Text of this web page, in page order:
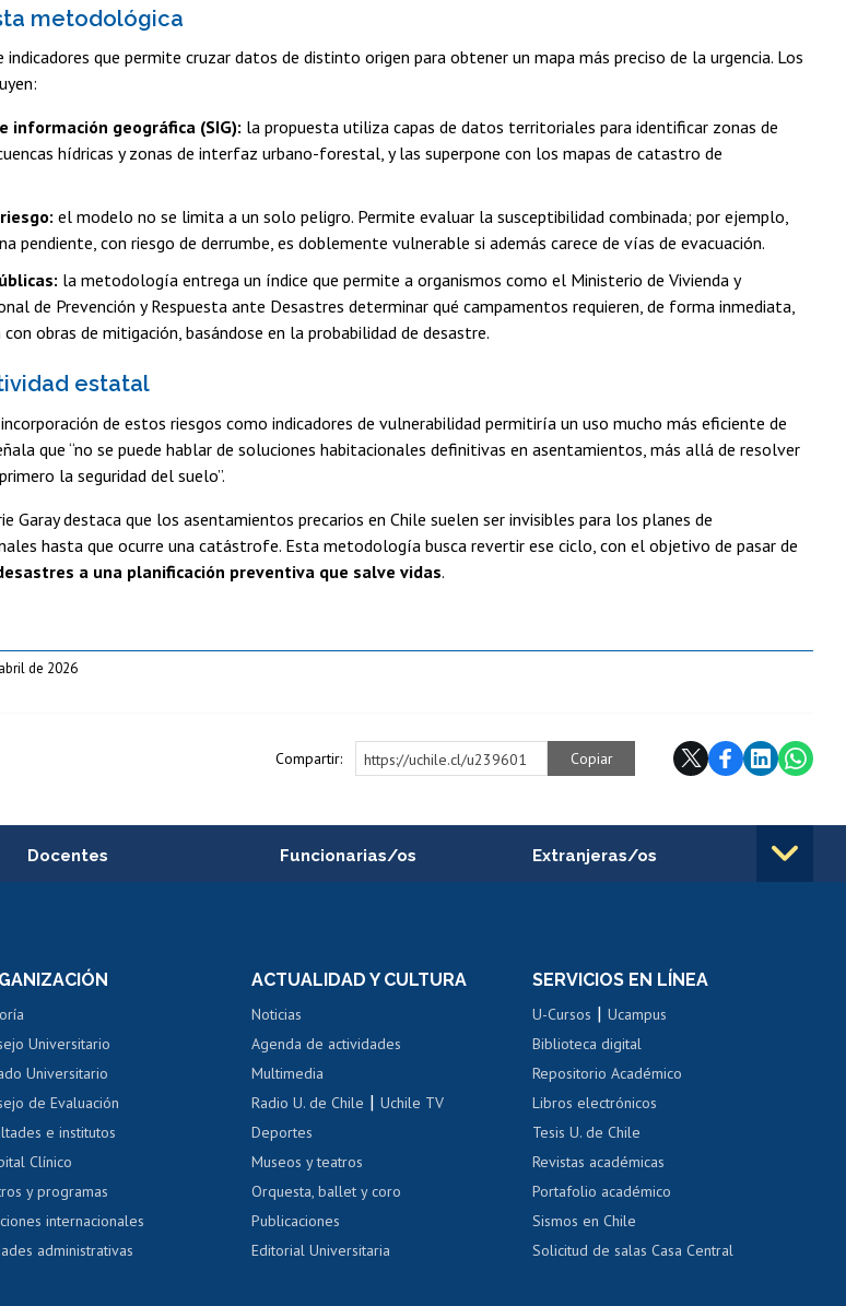
metodológica
que permite cruzar datos de distinto origen para obtener un mapa más preciso de la urgencia. Los
información geográfica (SIG): la propuesta utiliza capas de datos territoriales para identificar zonas de
hídricas y zonas de interfaz urbano-forestal, y las superpone con los mapas de catastro de
el modelo no se limita a un solo peligro. Permite evaluar la susceptibilidad combinada; por ejemplo,
pendiente, con riesgo de derrumbe, es doblemente vulnerable si además carece de vías de evacuación.
la metodología entrega un índice que permite a organismos como el Ministerio de Vivienda y
de Prevención y Respuesta ante Desastres determinar qué campamentos requieren, de forma inmediata,
obras de mitigación, basándose en la probabilidad de desastre.
estatal
de estos riesgos como indicadores de vulnerabilidad permitiría un uso mucho más eficiente de
que “no se puede hablar de soluciones habitacionales definitivas en asentamientos, más allá de resolver
la seguridad del suelo”.
Garay destaca que los asentamientos precarios en Chile suelen ser invisibles para los planes de
hasta que ocurre una catástrofe. Esta metodología busca revertir ese ciclo, con el objetivo de pasar de
a una planificación preventiva que salve vidas.
de 2026
Compartir: https://uchile.cl/u239601 Copiar
Docentes
Perfeccionamiento
Evaluación docente
Calificación académica
Postulación al AUCAI
Funcionarias/os
Portal de movilidad interna
Certificado de renta
Certificado de renta
Gestión de correo uchile
Extranjeras/os
Movilidad Estudiantil
Cursos de español
Acoso laboral, sexual y violencia
Universitario
Universitario
de Evaluación
e institutos
Clínico
y programas
internacionales
administrativas
ACTUALIDAD Y CULTURA
Noticias
Agenda de actividades
Multimedia
Radio U. de Chile |Uchile TV
Deportes
Museos y teatros
Orquesta, ballet y coro
Publicaciones
Editorial Universitaria
SERVICIOS EN LÍNEA
U-Cursos |Ucampus
Biblioteca digital
Repositorio Académico
Libros electrónicos
Tesis U. de Chile
Revistas académicas
Portafolio académico
Sismos en Chile
Solicitud de salas Casa Central